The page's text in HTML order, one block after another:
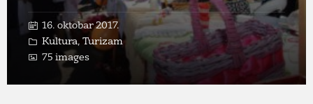
16. oktobar 2017.
Kultura, Turizam
75 images